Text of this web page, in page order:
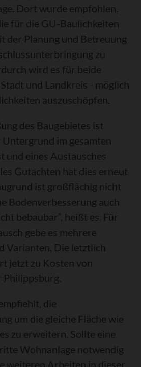
Dort wurde empfohlen,
für die GU-Baulichkeiten
der Planung und Betreuung
zu
wird es für beide
und Landkreis - möglich
auszuschöpfen.
des Baugebietes ist
Untergrund im gesamten
und eines Austausches
Gutachten hat dies erneut
ist großflächig nicht
Bodenverbesserung auch
bebaubar“, heißt es. Für
gebe es mehrere
Varianten. Die letztlich
jetzt zu Kosten von
die
um die gleiche Fläche wie
zu erweitern. Sollte eine
Wohnanlage notwendig